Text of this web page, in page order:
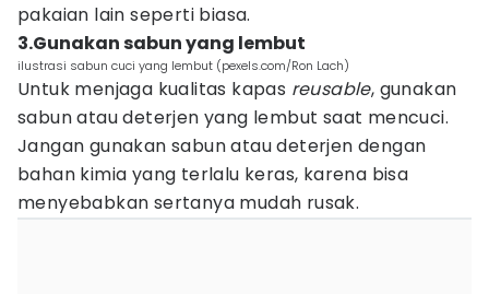
pakaian lain seperti biasa.
3.Gunakan sabun yang lembut
ilustrasi sabun cuci yang lembut (pexels.com/Ron Lach)
Untuk menjaga kualitas kapas reusable, gunakan
sabun atau deterjen yang lembut saat mencuci.
Jangan gunakan sabun atau deterjen dengan
bahan kimia yang terlalu keras, karena bisa
menyebabkan sertanya mudah rusak.